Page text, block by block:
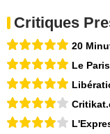
Critiques
20
Le